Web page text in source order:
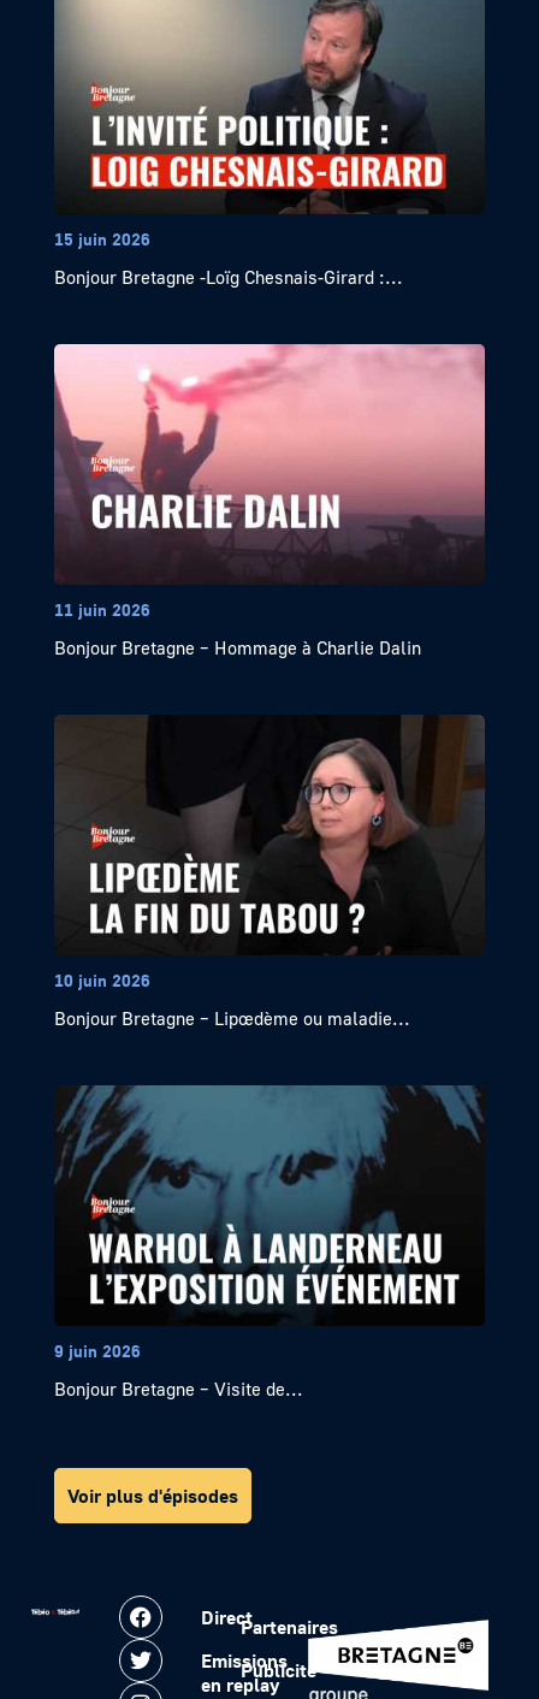
15 juin 2026
Bonjour Bretagne -Loïg Chesnais-Girard :...
11 juin 2026
Bonjour Bretagne – Hommage à Charlie Dalin
10 juin 2026
Bonjour Bretagne – Lipœdème ou maladie...
9 juin 2026
Bonjour Bretagne – Visite de...
Voir plus d'épisodes
Direct
Emissions
en replay
Partenaires
Publicité